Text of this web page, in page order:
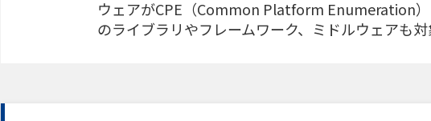
ウェアがCPE（Common Platform Enumeration
のライブラリやフレームワーク、ミドルウェアも